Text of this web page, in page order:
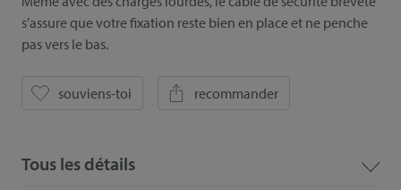
s’assure que votre fixation reste bien en place et ne penche
pas vers le bas.
souviens-toi recommander
Tous les détails